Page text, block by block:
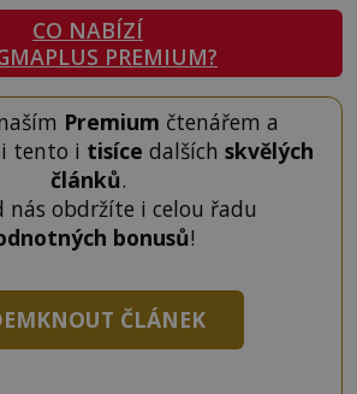
CO NABÍZÍ
PREMIUM?
Premium čtenářem a
tento i tisíce dalších skvělých
článků.
nás obdržíte i celou řadu
bonusů!
ČLÁNEK